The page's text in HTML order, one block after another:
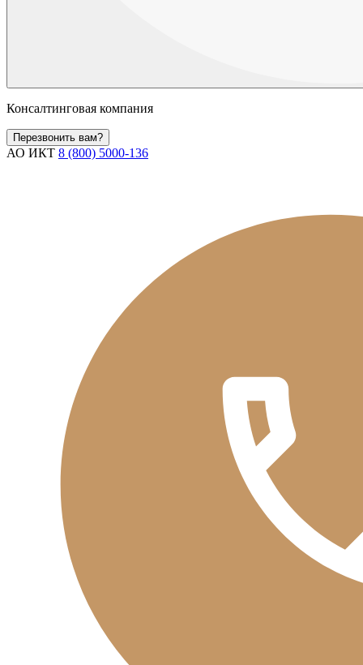
Консалтинговая компания
Перезвонить вам?
АО ИКТ 8 (800) 5000-136